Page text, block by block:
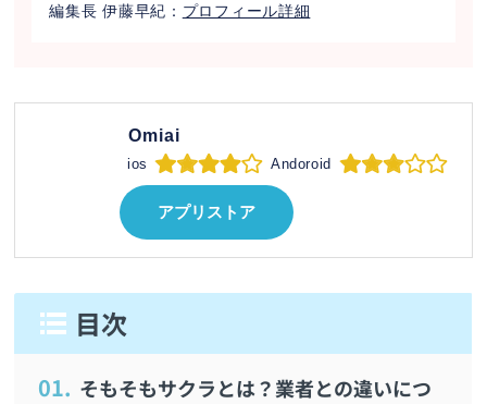
編集長 伊藤早紀： プロフィール詳細
Omiai
ios Andoroid
アプリストア
1. そもそもサクラとは？業者との違いにつ